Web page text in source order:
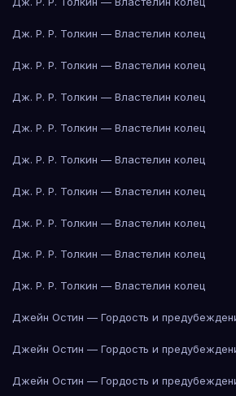
Дж. Р. Р. Толкин — Властелин колец
Дж. Р. Р. Толкин — Властелин колец
Дж. Р. Р. Толкин — Властелин колец
Дж. Р. Р. Толкин — Властелин колец
Дж. Р. Р. Толкин — Властелин колец
Дж. Р. Р. Толкин — Властелин колец
Дж. Р. Р. Толкин — Властелин колец
Дж. Р. Р. Толкин — Властелин колец
Дж. Р. Р. Толкин — Властелин колец
Джейн Остин — Гордость и
Джейн Остин — Гордость и
Джейн Остин — Гордость и